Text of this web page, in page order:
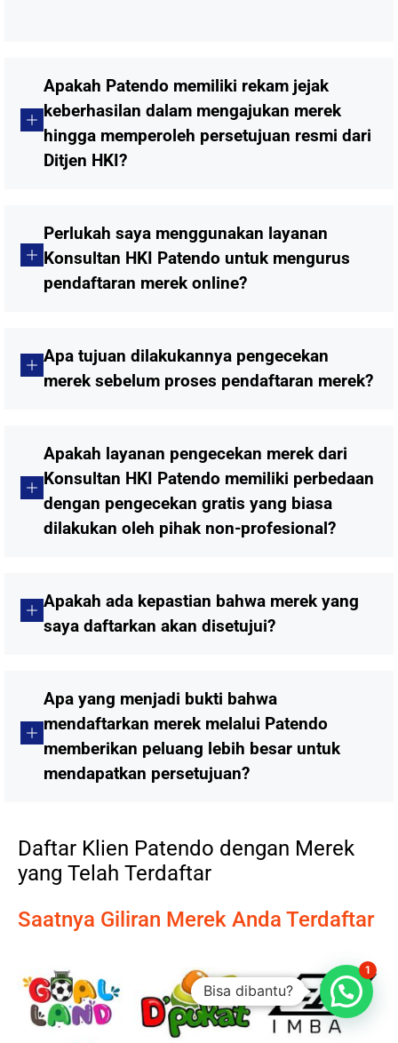
Apakah Patendo memiliki rekam jejak
keberhasilan dalam mengajukan merek
hingga memperoleh persetujuan resmi dari
Ditjen HKI?
Perlukah saya menggunakan layanan
Konsultan HKI Patendo untuk mengurus
pendaftaran merek online?
Apa tujuan dilakukannya pengecekan
merek sebelum proses pendaftaran merek?
Apakah layanan pengecekan merek dari
Konsultan HKI Patendo memiliki perbedaan
dengan pengecekan gratis yang biasa
dilakukan oleh pihak non-profesional?
Apakah ada kepastian bahwa merek yang
saya daftarkan akan disetujui?
Apa yang menjadi bukti bahwa
mendaftarkan merek melalui Patendo
memberikan peluang lebih besar untuk
mendapatkan persetujuan?
Daftar Klien Patendo dengan Merek
yang Telah Terdaftar
Saatnya Giliran Merek Anda Terdaftar
Bisa dibantu?
1